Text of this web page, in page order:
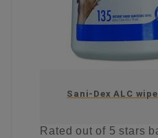
Sani-Dex ALC
Ratedout of 5 stars